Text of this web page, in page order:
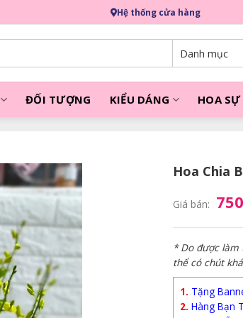
Hệ thống cửa hàng
ĐỐI TƯỢNG KIỂU DÁNG HOA SỰ
Hoa Chia
Giá bán:
* Do được làm
thể có chút
1. Tặng
2. Hàng Bạn